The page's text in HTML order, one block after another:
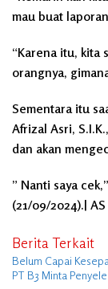
mau buat
“Karena itu, kita
orangnya,
Sementara itu
Afrizal Asri,
dan akan
” Nanti saya
(21/09/2024).| AS
Berita Terkait
Belum Capai
PT B3 Minta